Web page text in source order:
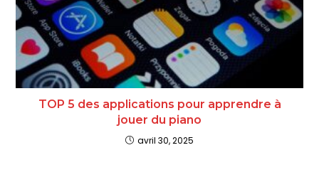
TOP 5 des applications pour apprendre à
jouer du piano​
avril 30, 2025